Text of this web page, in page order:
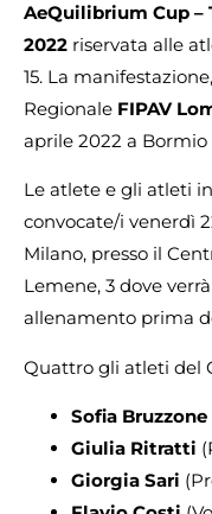
AeQuilibrium Cup –
2022 riservata alle
15. La
Regionale FIPAV
aprile 2022 a Bormio
Le atlete e gli atleti
convocate/i venerdì
Milano, presso il
Lemene, 3 dove
allenamento prima
Quattro gli atleti del
Sofia Bruzzone
Giulia Ritratti
Giorgia Sari